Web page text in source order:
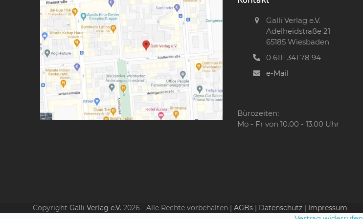
Galli Verlag e.V.
Adelheidstraße 21
65185 Wiesbaden
0 611- 341 78 94
e-Mail
Bürozeiten:
Mo - Fr von 10.00 - 13.00 Uhr
CopyrightGalli Verlag e.V.2026 - Alle Rechte vorbehalten |AGBs Datenschutz Impressum